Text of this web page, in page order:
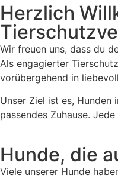
Herzlich
Wir freuen uns, dass du
Als engagierter
vorübergehend in
Unser Ziel ist es,
passendes Zuhause.
Hunde, die
Viele unserer Hunde